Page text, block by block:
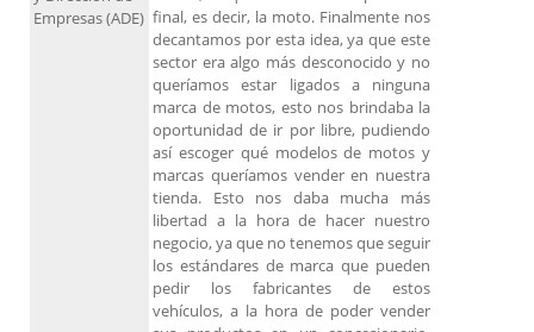
final, es decir, la moto. Finalmente nos
decantamos por esta idea, ya que este
sector era algo más desconocido y no
queríamos estar ligados a ninguna
marca de motos, esto nos brindaba la
oportunidad de ir por libre, pudiendo
así escoger qué modelos de motos y
marcas queríamos vender en nuestra
tienda. Esto nos daba mucha más
libertad a la hora de hacer nuestro
negocio, ya que no tenemos que seguir
los estándares de marca que pueden
pedir los fabricantes de estos
vehículos, a la hora de poder vender
Empresas (ADE)